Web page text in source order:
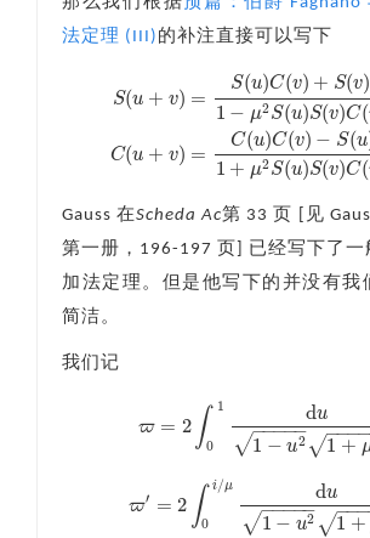
法定理 (III) 的补注直接可以写下
S(u + v) =
S(u)C(v) + S(v)
1 − μ2S(u)S(v)C(
C(u + v) =
C(u)C(v) − S(u
1 + μ2S(u)S(v)C(
S(v) C( u)1 −μ (u)
Gauss 在Scheda Ac第 33 页 [见
第一册，196-197 页] 已经写下了一
加法定理。但是他写下的并没有我
简洁。
我们记
ϖ = 2 ∫ 1
0
du
1 − u2
− −
−−−
√ 1 +
−−−
√
ϖ = 01du1−u21+μ2u2
ϖ′ = 2 ∫ i/μ
0
du
1 − u2
− −
−−−
√ 1 +
−−−
√
ϖ = /μdu1−u21+μ2u2